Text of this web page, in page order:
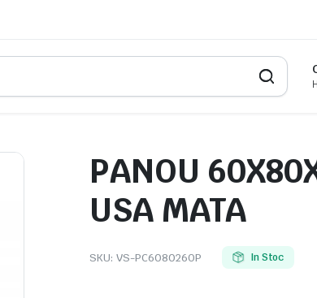
PANOU
USA MATA
SKU: VS-PC608026OP In Stoc